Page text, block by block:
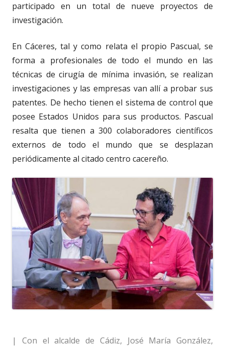
participado en un total de nueve proyectos de
investigación.
En Cáceres, tal y como relata el propio Pascual, se
forma a profesionales de todo el mundo en las
técnicas de cirugía de mínima invasión, se realizan
investigaciones y las empresas van allí a probar sus
patentes. De hecho tienen el sistema de control que
posee Estados Unidos para sus productos. Pascual
resalta que tienen a 300 colaboradores científicos
externos de todo el mundo que se desplazan
periódicamente al citado centro cacereño.
| Con el alcalde de Cádiz, José María González,